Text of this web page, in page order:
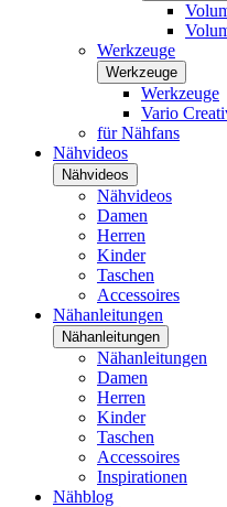
Werkzeuge
Werkzeuge
Werkzeuge
Vario
für Nähfans
Nähvideos
Nähvideos
Nähvideos
Damen
Herren
Kinder
Taschen
Accessoires
Nähanleitungen
Nähanleitungen
Nähanleitungen
Damen
Herren
Kinder
Taschen
Accessoires
Inspirationen
Nähblog